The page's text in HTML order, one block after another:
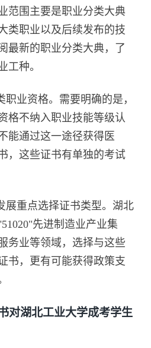
范围主要是职业分类大典
类职业以及后续发布的技
最新的职业分类大典，了
工种。
业资格。需要明确的是，
格不纳入职业技能等级认
能通过这一途径获得医
，这些证书有单独的考试
重点选择证书类型。湖北
先进制造业产业集
务业等领域，选择与这些
书，更有可能获得政策支
湖北工业大学成考学生